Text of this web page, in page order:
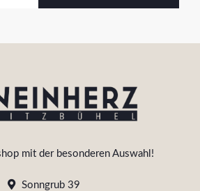
mit der besonderen Auswahl!
Sonngrub 39